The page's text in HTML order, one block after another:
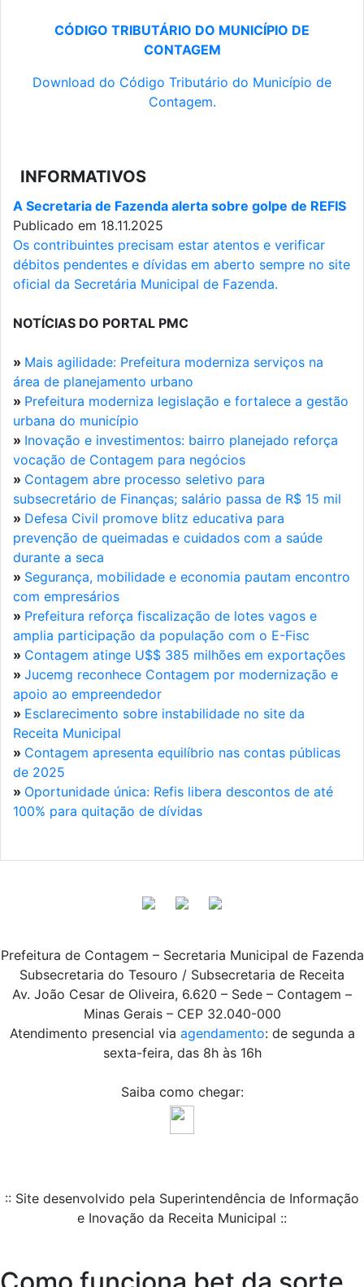
CÓDIGO TRIBUTÁRIO DO MUNICÍPIO DE
CONTAGEM
Download do Código Tributário do Município de
Contagem.
INFORMATIVOS
A Secretaria de Fazenda alerta sobre golpe de REFIS
Publicado em 18.11.2025
Os contribuintes precisam estar atentos e verificar
débitos pendentes e dívidas em aberto sempre no site
oficial da Secretária Municipal de Fazenda.
NOTÍCIAS DO PORTAL PMC
» Mais agilidade: Prefeitura moderniza serviços na
área de planejamento urbano
» Prefeitura moderniza legislação e fortalece a gestão
urbana do município
» Inovação e investimentos: bairro planejado reforça
vocação de Contagem para negócios
» Contagem abre processo seletivo para
subsecretário de Finanças; salário passa de R$ 15 mil
» Defesa Civil promove blitz educativa para
prevenção de queimadas e cuidados com a saúde
durante a seca
» Segurança, mobilidade e economia pautam encontro
com empresários
» Prefeitura reforça fiscalização de lotes vagos e
amplia participação da população com o E-Fisc
» Contagem atinge U$$ 385 milhões em exportações
» Jucemg reconhece Contagem por modernização e
apoio ao empreendedor
» Esclarecimento sobre instabilidade no site da
Receita Municipal
» Contagem apresenta equilíbrio nas contas públicas
de 2025
» Oportunidade única: Refis libera descontos de até
100% para quitação de dívidas
Prefeitura de Contagem – Secretaria Municipal de Fazenda
Subsecretaria do Tesouro / Subsecretaria de Receita
Av. João Cesar de Oliveira, 6.620 – Sede – Contagem –
Minas Gerais – CEP 32.040-000
Atendimento presencial via agendamento: de segunda a
sexta-feira, das 8h às 16h
Saiba como chegar:
:: Site desenvolvido pela Superintendência de Informação
e Inovação da Receita Municipal ::